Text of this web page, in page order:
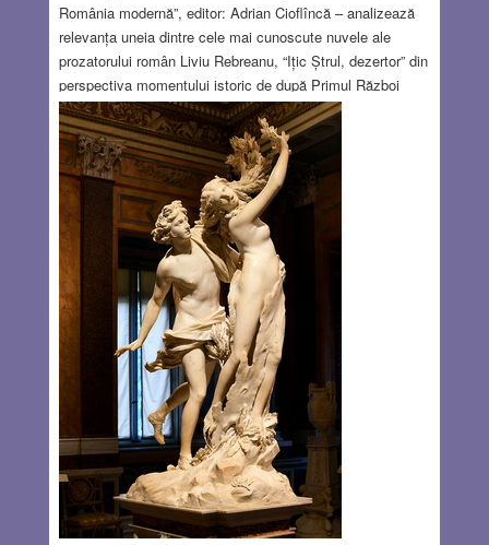
România modernă”, editor: Adrian Cioflîncă – analizează
relevanța uneia dintre cele mai cunoscute nuvele ale
prozatorului român Liviu Rebreanu, “Ițic Ștrul, dezertor” din
perspectiva momentului istoric de după Primul Război
Mondial, moment când evreilor din România li s-a acordat
în mod colectiv cetățenia română. Umanitatea profundă a
evreului simplu, care nu înțelegea de ce societatea
românească l-a respins, se află în conflict cu prejudecăți
antisemite, brutale și, în cele din urmă, criminale.
Materialul, expus cu deosebit profesionalism, îmi era bine-
cunoscut. Dar și nuvela-mi era bine-cunoscută. Pentru
mine, Strul, ea a reprezentat o tentație pe care nu mi-am
refuzat-o. Chiar dacă în liceu, nuvela n-a fost prevăzută în
programa de învățământ, eu deja o citisem.
AUG 12, 2021 24 COMMENTS